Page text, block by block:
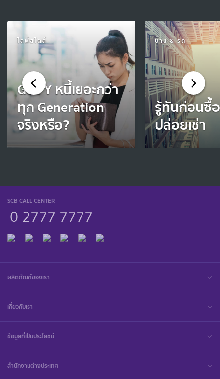
ไลฟ์สไตล์
Gen Y หนี้เยอะกว่า
ทุก Generation
จริงหรือ?
บ้าน & รถ
รู้ทันก่อนซื้
ปล่อยเช่า
SCB CALL CENTER
0 2777 7777
ผลิตภัณฑ์ของเรา
เกี่ยวกับเรา
ข้อมูลที่เป็นประโยชน์
สำนักงานต่างประเทศ